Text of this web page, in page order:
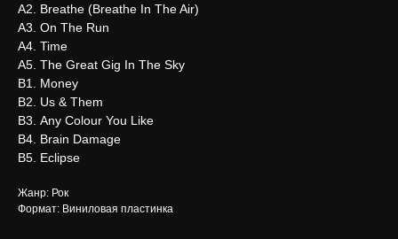
А2. Breathe (Breathe In The Air)
А3. On The Run
А4. Time
А5. The Great Gig In The Sky
В1. Money
В2. Us & Them
В3. Any Colour You Like
В4. Brain Damage
В5. Eclipse
Жанр: Рок
Формат: Виниловая пластинка